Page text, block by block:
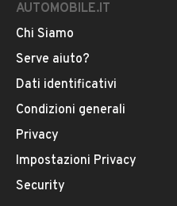
AUTOMOBILE.IT
Chi Siamo
Serve aiuto?
Dati identificativi
Condizioni generali
Privacy
Impostazioni Privacy
Security